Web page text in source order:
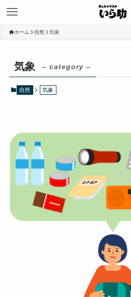
ホーム 自然 気象
気象 – category –
自然 気象